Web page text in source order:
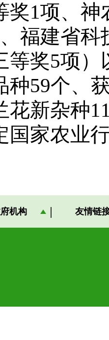
奖1项、
福建省
等奖5项
种59个、
花新杂种
国家农业
机构 友情链